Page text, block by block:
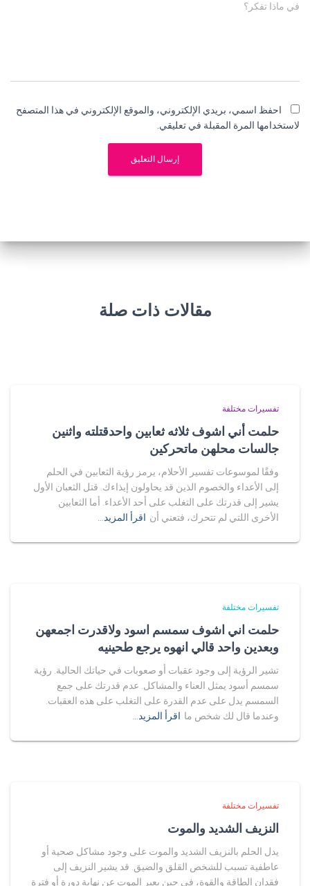
في ماذا تفكر؟
احفظ اسمي، بريدي الإلكتروني، والموقع الإلكتروني في هذا المتصفح
لاستخدامها المرة المقبلة في تعليقي.
مقالات ذات صلة
تفسيرات مختلفة
حلمت أني اشوف ثلاثه ثعابين واحدقتلته واثنين
جالسات محلهن ماتحركين
وفقًا لموسوعات تفسير الأحلام، يرمز رؤية الثعابين في الحلم
إلى الأعداء والخصوم الذين قد يحاولون إيذاءك. قتل الثعبان الأول
يشير إلى قدرتك على التغلب على أحد الأعداء. أما الثعابين
الأخرى اللتي لم تتحرك، فتعني أن اقرأ المزيد…
تفسيرات مختلفة
حلمت اني اشوف سمسم اسود ولاقدرت اجمعهن
وبعدين واحد قالي انهوه يرجع طحينيه
تشير الرؤية إلى وجود عقبات أو صعوبات في حياتك الحالية. رؤية
سمسم أسود يمثل العناء والمشاكل. عدم قدرتك على جمع
السمسم يدل على عدم القدرة على التغلب على هذه العقبات.
وعندما قال لك شخص ما اقرأ المزيد…
تفسيرات مختلفة
النزيف الشديد والموت
يدل الحلم بالنزيف الشديد والموت على وجود مشاكل صحية أو
عاطفية تسبب للشخص القلق والضيق. قد يشير النزيف إلى
فقدان الطاقة والقوة، في حين يعبر الموت عن نهاية دورة أو فترة